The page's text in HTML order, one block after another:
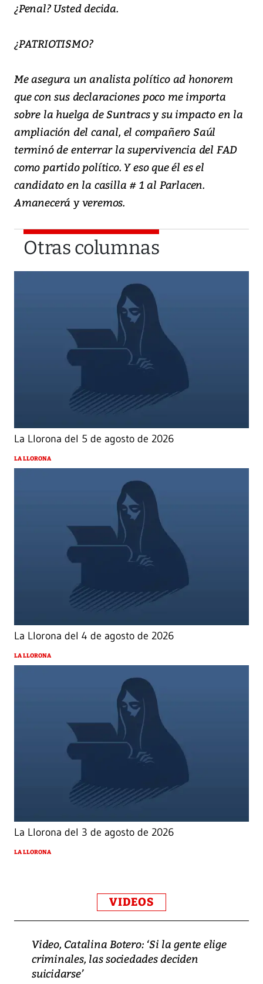
¿Penal? Usted decida.
¿PATRIOTISMO?
Me asegura un analista político ad honorem
que con sus declaraciones poco me importa
sobre la huelga de Suntracs y su impacto en la
ampliación del canal, el compañero Saúl
terminó de enterrar la supervivencia del FAD
como partido político. Y eso que él es el
candidato en la casilla # 1 al Parlacen.
Amanecerá y veremos.
Otras columnas
La Llorona del 5 de agosto de 2026
LA LLORONA
La Llorona del 4 de agosto de 2026
LA LLORONA
La Llorona del 3 de agosto de 2026
LA LLORONA
VIDEOS
Video, Catalina Botero: ‘Si la gente elige
criminales, las sociedades deciden
suicidarse’